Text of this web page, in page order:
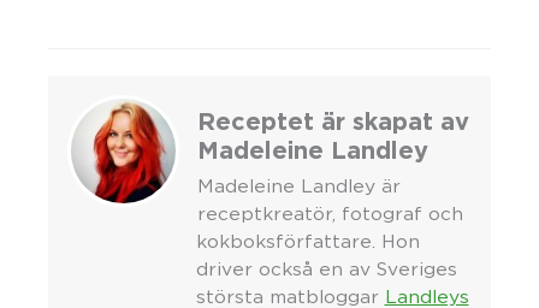
Receptet är skapat av
Madeleine Landley
Madeleine Landley är
receptkreatör, fotograf och
kokboksförfattare. Hon
driver också en av Sveriges
största matbloggar Landleys